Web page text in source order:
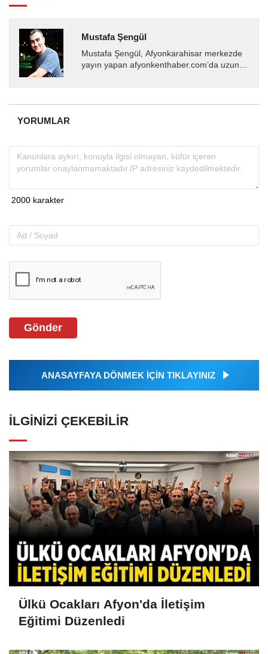
Mustafa Şengül
Mustafa Şengül, Afyonkarahisar merkezde
yayın yapan afyonkenthaber.com’da uzun
almakta, haber akışı...
YORUMLAR
Gönder
ANASAYFAYA DÖNMEK İÇİN TIKLAYINIZ
İLGINIZI ÇEKEBILIR
Ülkü Ocakları Afyon'da İletişim
Eğitimi Düzenledi